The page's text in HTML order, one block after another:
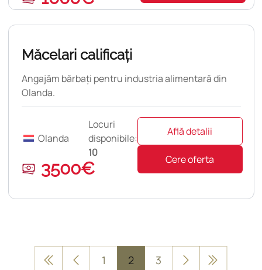
Măcelari calificați
Angajăm bărbați pentru industria alimentară din
Olanda.
Olanda
Locuri
disponibile:
10
3500€
Află detalii
Cere oferta
1 2 3